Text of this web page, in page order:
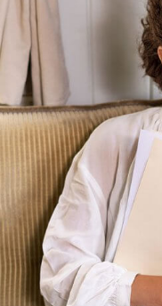
Bien-être